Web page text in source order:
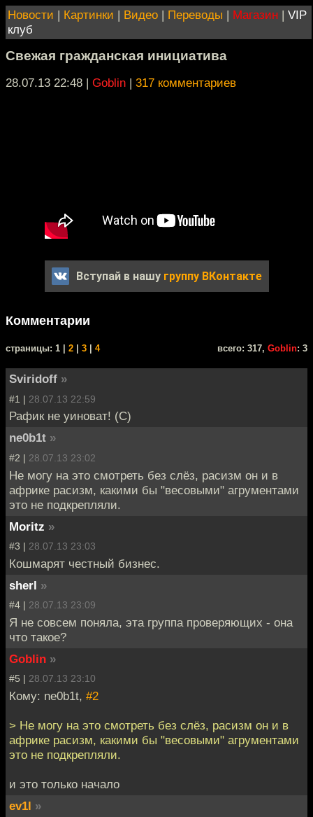
Новости | Картинки | Видео | Переводы | Магазин | VIP
клуб
Свежая гражданская инициатива
28.07.13 22:48 | Goblin | 317 комментариев
Вступай в нашу группу ВКонтакте
Комментарии
cтраницы: 1 | 2 3 4 всего: 317, Goblin: 3
Sviridoff »
#1 | 28.07.13 22:59
Рафик не уиноват! (С)
ne0b1t »
#2 | 28.07.13 23:02
Не могу на это смотреть без слёз, расизм он и в
африке расизм, какими бы "весовыми" агрументами
это не подкрепляли.
Moritz »
#3 | 28.07.13 23:03
Кошмарят честный бизнес.
sherl »
#4 | 28.07.13 23:09
Я не совсем поняла, эта группа проверяющих - она
что такое?
Goblin »
#5 | 28.07.13 23:10
Кому: ne0b1t, #2
> Не могу на это смотреть без слёз, расизм он и в
африке расизм, какими бы "весовыми" агрументами
это не подкрепляли.
и это только начало
ev1l »